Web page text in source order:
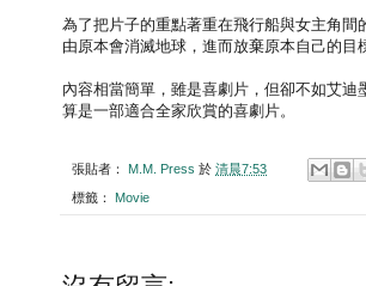
為了把片子的重點著重在飛行船與女主角間
由原本會消滅地球，進而放棄原本自己的目
內容相當簡單，雖是喜劇片，但卻不如艾迪
算是一部適合全家欣賞的喜劇片。
張貼者： M.M. Press 於 清晨7:53
標籤： Movie